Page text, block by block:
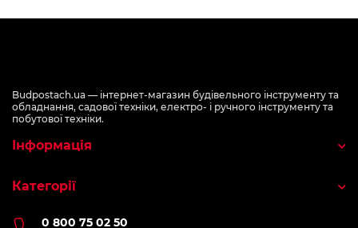
Budpostach.ua — інтернет-магазин будівельного інструменту та
обладнання, садової техніки, електро- і ручного інструменту та
побутової техніки.
0 800 75 02 50
Інформація
Категорії